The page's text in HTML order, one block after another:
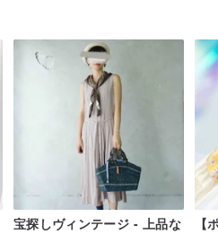
宝探しヴィンテージ - 上品な
【